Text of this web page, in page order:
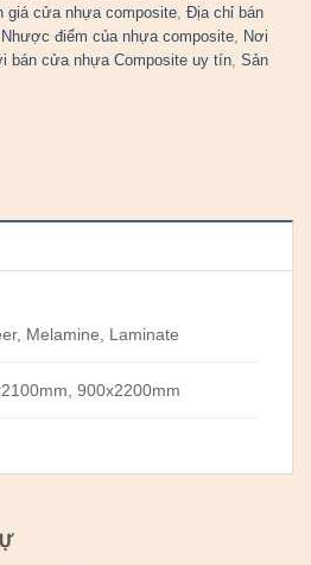
giá cửa nhựa composite, Địa chỉ bán
Nhược điểm của nhựa composite, Nơi
bán cửa nhựa Composite uy tín, Sản
Melamine, Laminate
900x2200mm